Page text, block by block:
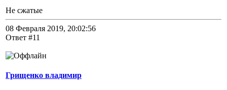
Не сжатые
08 Февраля 2019, 20:02:56
Ответ #11
Грищенко владимир